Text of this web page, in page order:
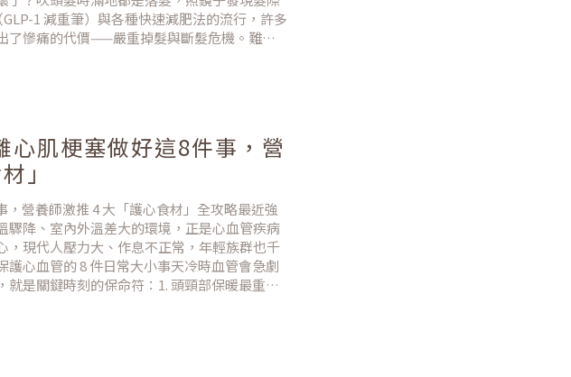
1 減重筆）與各種快速減肥法的流行，許多
了慘痛的代價——嚴重掉髮與斷髮危機。難道
打瘦
心肌梗塞做好這8件事，營
」
營養師激推 4 大「護心食材」全攻略最近強
驟降、室內外溫差大的環境，正是心血管疾病
，現代人壓力大、作息不正常，年輕族群也千
心血管的 8 件日常大小事天冷時血管會急劇
是關鍵時刻的保命符：1. 頭頸部保暖最重